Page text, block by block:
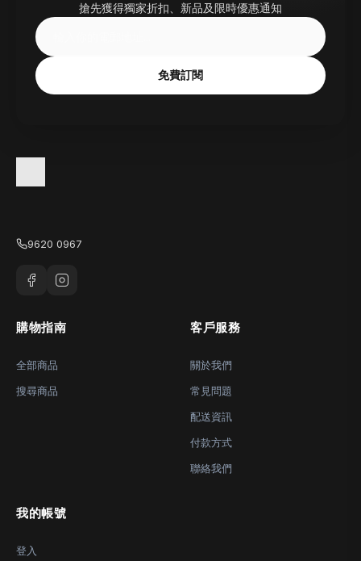
搶先獲得獨家折扣、新品及限時優惠通知
免費訂閱
9620 0967
購物指南
全部商品
搜尋商品
客戶服務
關於我們
常見問題
配送資訊
付款方式
聯絡我們
我的帳號
登入